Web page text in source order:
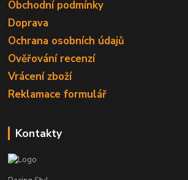
Obchodní podmínky
Doprava
Ochrana osobních údajů
Ověřování recenzí
Vrácení zboží
Reklamace formulář
Kontakty